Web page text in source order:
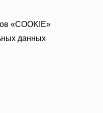
«COOKIE»
данных